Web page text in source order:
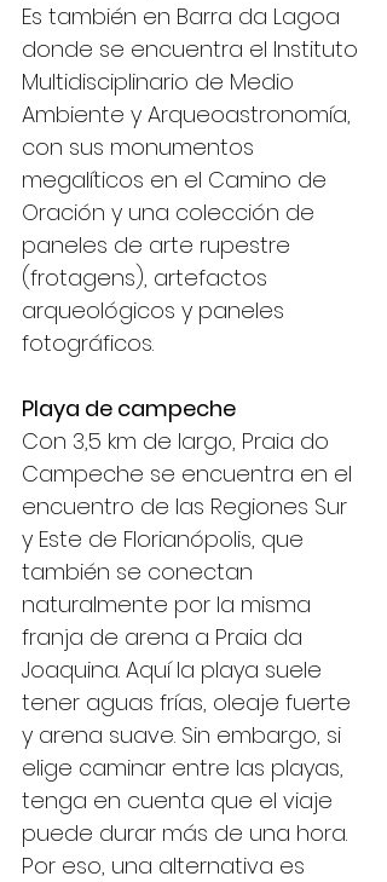
Es también en Barra da Lagoa
donde se encuentra el Instituto
Multidisciplinario de Medio
Ambiente y Arqueoastronomía,
con sus monumentos
megalíticos en el Camino de
Oración y una colección de
paneles de arte rupestre
(frotagens), artefactos
arqueológicos y paneles
fotográficos.
Playa de campeche
Con 3,5 km de largo, Praia do
Campeche se encuentra en el
encuentro de las Regiones Sur
y Este de Florianópolis, que
también se conectan
naturalmente por la misma
franja de arena a Praia da
Joaquina. Aquí la playa suele
tener aguas frías, oleaje fuerte
y arena suave. Sin embargo, si
elige caminar entre las playas,
tenga en cuenta que el viaje
puede durar más de una hora.
Por eso, una alternativa es